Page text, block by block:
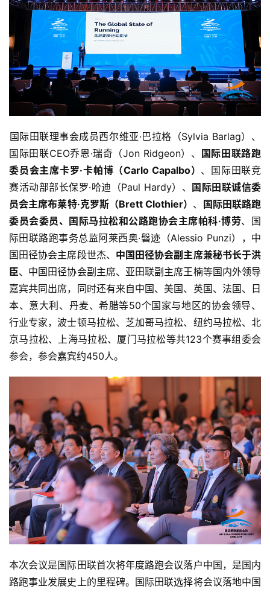
国际田联理事会成员西尔维亚·巴拉格（Sylvia Barlag）、
国际田联CEO乔恩·瑞奇（Jon Ridgeon）、 国际田联路跑
委员会主席卡罗·卡帕博（Carlo Capalbo） 、国际田联竞
赛活动部部长保罗·哈迪（Paul Hardy）、 国际田联诚信委
员会主席布莱特·克罗斯（Brett Clothier） 、 国际田联路跑
委员会委员、国际马拉松和公路跑协会主席帕科·博劳、国
际田联路跑事务总监阿莱西奥·磐迹（Alessio Punzi），中
国田径协会主席段世杰、 中国田径协会副主席兼秘书长于洪
臣、中国田径协会副主席、亚田联副主席王楠等国内外领导
嘉宾共同出席，同时还有来自中国、美国、英国、法国、日
本、意大利、丹麦、希腊等50个国家与地区的协会领导、
行业专家，波士顿马拉松、芝加哥马拉松、纽约马拉松、北
京马拉松、上海马拉松、厦门马拉松等共123个赛事组委会
参会，参会嘉宾约450人。
本次会议是国际田联首次将年度路跑会议落户中国，是国内
路跑事业发展史上的里程碑。国际田联选择将会议落地中国